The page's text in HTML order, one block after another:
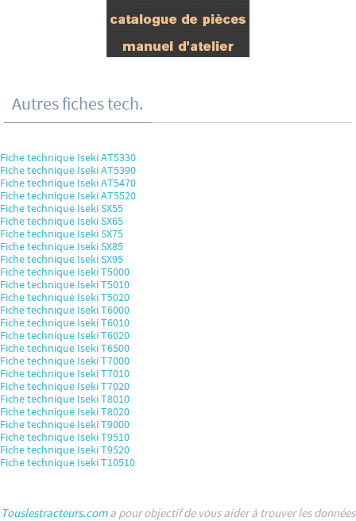
Autres fiches tech.
Fiche technique Iseki AT5330
Fiche technique Iseki AT5390
Fiche technique Iseki AT5470
Fiche technique Iseki AT5520
Fiche technique Iseki SX55
Fiche technique Iseki SX65
Fiche technique Iseki SX75
Fiche technique Iseki SX85
Fiche technique Iseki SX95
Fiche technique Iseki T5000
Fiche technique Iseki T5010
Fiche technique Iseki T5020
Fiche technique Iseki T6000
Fiche technique Iseki T6010
Fiche technique Iseki T6020
Fiche technique Iseki T6500
Fiche technique Iseki T7000
Fiche technique Iseki T7010
Fiche technique Iseki T7020
Fiche technique Iseki T8010
Fiche technique Iseki T8020
Fiche technique Iseki T9000
Fiche technique Iseki T9510
Fiche technique Iseki T9520
Fiche technique Iseki T10510
Touslestracteurs.coma pour objectif de vous aider à trouver les données